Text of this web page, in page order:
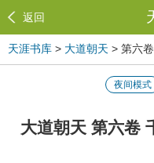
返回
天涯书库 > 大道朝天 > 第六
夜间模式
大道朝天 第六卷